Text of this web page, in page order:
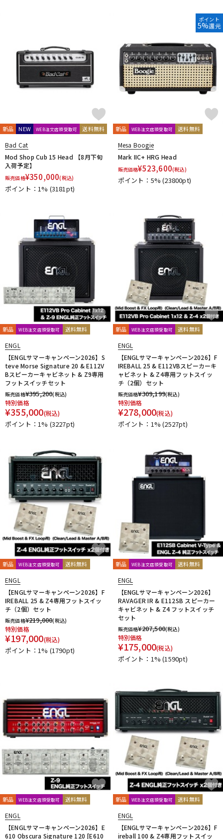
キョーリツ
新品 NEW WEB注文店頭受取可 送料無料
Bad Cat
Mod Shop Cub 15 Head 【8月下旬
入荷予定】
販売価格¥350,000(税込)
ポイント：1% (3181pt)
ポイント
5%還元
新品 WEB注文店頭受取可 送料無料
Mesa Boogie
Mark IIC+ HRG Head
販売価格¥523,600(税込)
ポイント：5%(23800pt)
新品 WEB注文店頭受取可 送料無料
ENGL
【ENGLサマーキャンペーン2026】S
teve Morse Signature 20 & E112V
Bスピーカーキャビネット & Z9専用
フットスイッチセット
販売価格¥395,200(税込)
特別価格
¥355,000(税込)
ポイント：1% (3227pt)
新品 WEB注文店頭受取可 送料無料
ENGL
【ENGLサマーキャンペーン2026】F
IREBALL 25 & E112VBスピーカーキ
ャビネット & Z4専用フットスイッ
チ（2個）セット
販売価格¥309,199(税込)
特別価格
¥278,000(税込)
ポイント：1%(2527pt)
新品 WEB注文店頭受取可 送料無料
ENGL
【ENGLサマーキャンペーン2026】F
IREBALL 25 & Z4専用フットスイッ
チ（2個）セット
販売価格¥219,000(税込)
特別価格
¥197,000(税込)
ポイント：1% (1790pt)
新品 WEB注文店頭受取可 送料無料
ENGL
【ENGLサマーキャンペーン2026】
RAVAGER IR & E112SB スピーカー
キャビネット & Z4 フットスイッチ
セット
販売価格¥207,500(税込)
特別価格
¥175,000(税込)
ポイント：1%(1590pt)
新品 WEB注文店頭受取可 送料無料
ENGL
【ENGLサマーキャンペーン2026】E
610 Obscura Signature 120 [E610
新品 WEB注文店頭受取可 送料無料
ENGL
【ENGLサマーキャンペーン2026】F
ireball 100 & Z4専用フットスイッ